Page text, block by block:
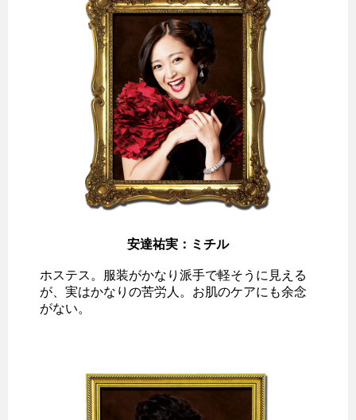
安達祐実：ミチル
ホステス。服装がかなり派手で軽そうに見える
が、実はかなりの苦労人。お肌のケアにも余念
がない。